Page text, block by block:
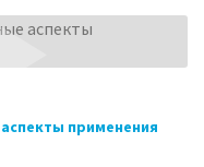
применения